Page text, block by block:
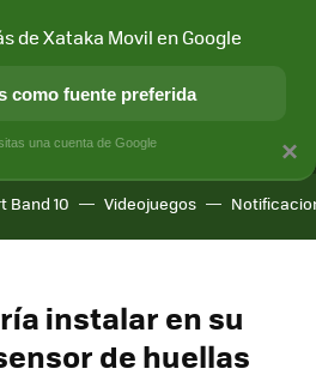
SOCIEDAD APLICACIONES
Band 10 Videojuegos
instalar en su
de huellas
×
de Xataka Movil en Google
como fuente preferida
una cuenta de Google